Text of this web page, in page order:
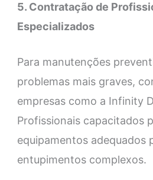
5. Contratação de
Especializados
Para manutenções
problemas mais graves,
empresas como a Infinity
Profissionais capacitados
equipamentos adequados
entupimentos complexos.